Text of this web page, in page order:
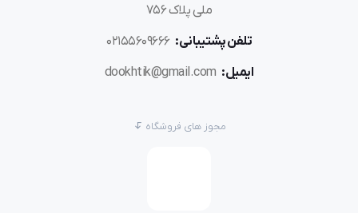
ملی پلاک 756
تلفن پشتیبانی: 02155609666
ایمیل: dookhtik@gmail.com
مجوز های فروشگاه